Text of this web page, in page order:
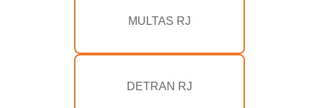
MULTAS RJ
DETRAN RJ